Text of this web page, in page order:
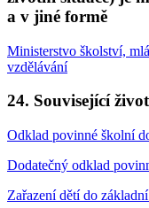
a v jiné formě
Ministerstvo školství,
vzdělávání
24. Související
Odklad povinné školní
Dodatečný odklad
Zařazení dětí do